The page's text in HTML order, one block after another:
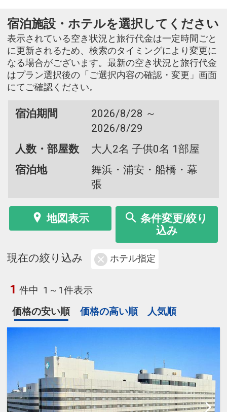
宿泊施設・ホテルを選択してください
表示されている空き状況と旅行代金は一定時間ごと
に更新されるため、検索のタイミングにより変更に
なる場合がございます。最新の空き状況と旅行代金
はプラン選択後の「ご選択内容の確認・変更」画面
にてご確認ください。
宿泊期間
2026/8/28 ～
2026/8/29
人数・部屋数
大人2名 子供0名 1部屋
宿泊地
舞浜・浦安・船橋・幕
張
地図表示
条件変更/絞り
込み
現在の絞り込み ホテル指定
1 件中 1～1件表示
価格の安い順
価格の高い順 人気順